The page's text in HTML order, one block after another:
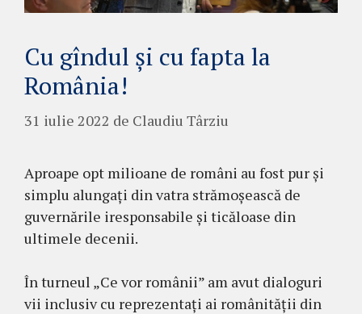
Cu gîndul și cu fapta la
România!
31 iulie 2022 de Claudiu Târziu
Aproape opt milioane de români au fost pur și
simplu alungați din vatra strămoșească de
guvernările iresponsabile și ticăloase din
ultimele decenii.
În turneul „Ce vor românii” am avut dialoguri
vii inclusiv cu reprezentați ai românității din